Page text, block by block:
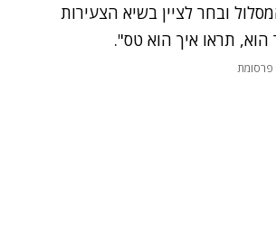
ובחר לציין בשיא הצעירות
הוא, תראו איך הוא טס".
פרסומת